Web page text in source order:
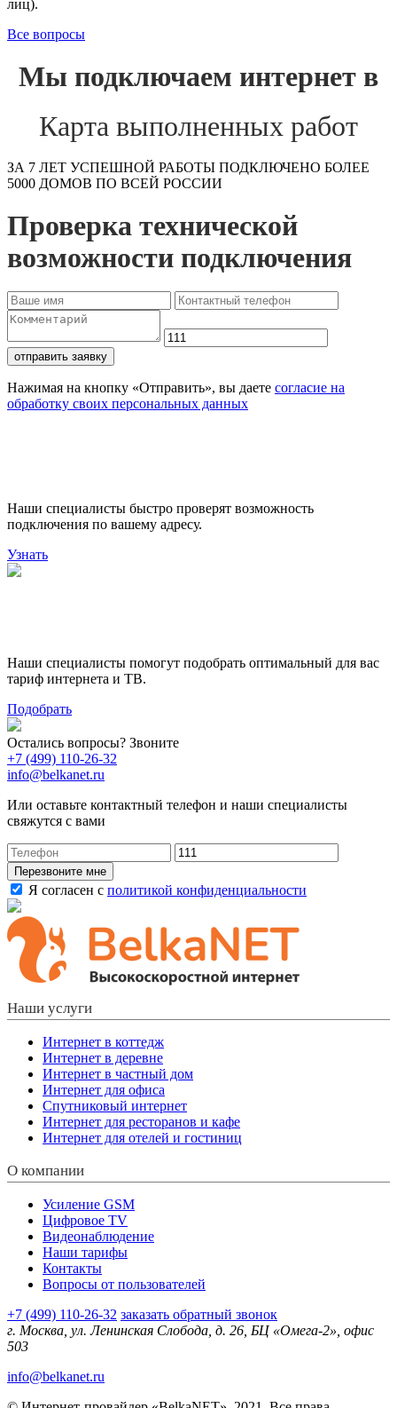
лиц).
Все вопросы
Мы подключаем интернет в
Карта выполненных работ
ЗА 7 ЛЕТ УСПЕШНОЙ РАБОТЫ ПОДКЛЮЧЕНО БОЛЕЕ
5000 ДОМОВ ПО ВСЕЙ РОССИИ
Проверка технической
возможности подключения
отправить заявку
Нажимая на кнопку «Отправить», вы даете согласие на
обработку своих персональных данных
Наши специалисты быстро проверят возможность
подключения по вашему адресу.
Узнать
Наши специалисты помогут подобрать оптимальный для вас
тариф интернета и ТВ.
Подобрать
Остались вопросы? Звоните
+7 (499) 110-26-32
info@belkanet.ru
Или оставьте контактный телефон и наши специалисты
свяжутся с вами
Перезвоните мне
Я согласен с политикой конфиденциальности
Наши услуги
Интернет в коттедж
Интернет в деревне
Интернет в частный дом
Интернет для офиса
Спутниковый интернет
Интернет для ресторанов и кафе
Интернет для отелей и гостиниц
О компании
Усиление GSM
Цифровое TV
Видеонаблюдение
Наши тарифы
Контакты
Вопросы от пользователей
+7 (499) 110-26-32 заказать обратный звонок
г. Москва, ул. Ленинская Слобода, д. 26, БЦ «Омега-2», офис
503
info@belkanet.ru